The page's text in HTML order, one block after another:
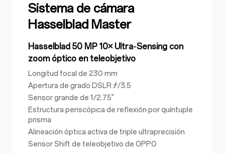
Sistema de cámara
Hasselblad Master
Hasselblad 50 MP 10× Ultra‑Sensing con
zoom óptico en teleobjetivo
Longitud focal de 230 mm
Apertura de grado DSLR ƒ/3.5
Sensor grande de 1/2.75"
Estructura periscópica de reflexión por quíntuple
prisma
Alineación óptica activa de triple ultraprecisión
Sensor Shift de teleobjetivo de OPPO